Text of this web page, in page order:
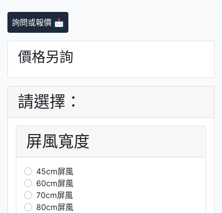
詢問或報價 📩
價格另詢
請選擇：
屏風寬度
45cm屏風
60cm屏風
70cm屏風
80cm屏風